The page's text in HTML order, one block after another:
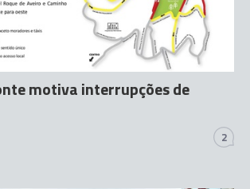
motiva interrupções de
2